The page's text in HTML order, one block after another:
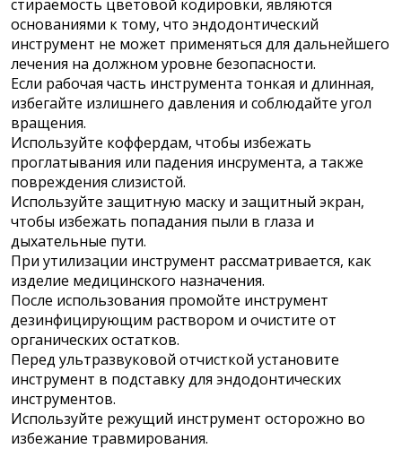
стираемость цветовой кодировки, являются
основаниями к тому, что эндодонтический
инструмент не может применяться для дальнейшего
лечения на должном уровне безопасности.
Если рабочая часть инструмента тонкая и длинная,
избегайте излишнего давления и соблюдайте угол
вращения.
Используйте коффердам, чтобы избежать
проглатывания или падения инсрумента, а также
повреждения слизистой.
Используйте защитную маску и защитный экран,
чтобы избежать попадания пыли в глаза и
дыхательные пути.
При утилизации инструмент рассматривается, как
изделие медицинского назначения.
После использования промойте инструмент
дезинфицирующим раствором и очистите от
органических остатков.
Перед ультразвуковой отчисткой установите
инструмент в подставку для эндодонтических
инструментов.
Используйте режущий инструмент осторожно во
избежание травмирования.